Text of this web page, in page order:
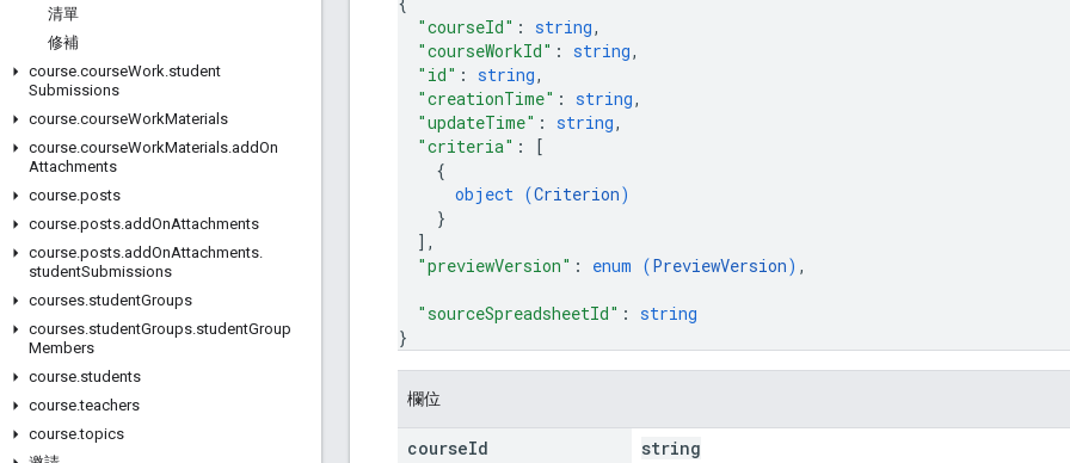
清單
修補
course.courseWork.student
Submissions
course.courseWorkMaterials
course.courseWorkMaterials.addOn
Attachments
course.posts
course.posts.addOnAttachments
course.posts.addOnAttachments.
studentSubmissions
courses.studentGroups
courses.studentGroups.studentGroup
Members
course.students
course.teachers
course.topics
"courseId" : string,
"courseWorkId" : string,
"id" : string,
"creationTime" : string,
"updateTime" : string,
"criteria" :
[
{
object (Criterion)
}
] ,
"previewVersion" : enum (PreviewVersion) ,
"sourceSpreadsheetId" : string
}
欄位
courseId string